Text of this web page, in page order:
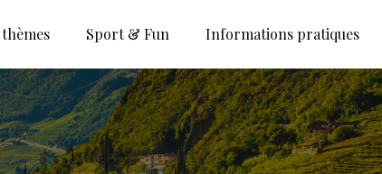
Sport & Fun Informations pratiques